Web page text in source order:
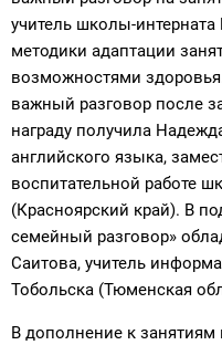
учитель школы-
методики адаптации
возможностями
важный разговор после
награду получила
английского языка,
воспитательной работе
(Красноярский край). В
семейный разговор»
Саитова, учитель
Тобольска (Тюменская
В дополнение к занятиям